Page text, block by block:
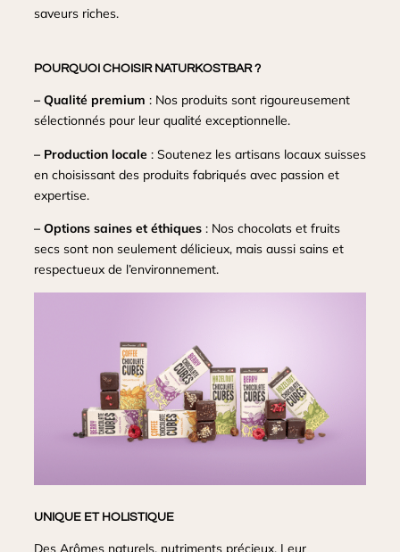
saveurs riches.
POURQUOI CHOISIR NATURKOSTBAR ?
– Qualité premium : Nos produits sont rigoureusement
sélectionnés pour leur qualité exceptionnelle.
– Production locale : Soutenez les artisans locaux suisses
en choisissant des produits fabriqués avec passion et
expertise.
– Options saines et éthiques : Nos chocolats et fruits
secs sont non seulement délicieux, mais aussi sains et
respectueux de l’environnement.
UNIQUE ET HOLISTIQUE
Des Arômes naturels, nutriments précieux. Leur